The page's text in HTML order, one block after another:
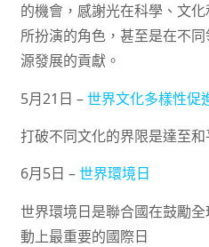
的機會，感謝光在科學、文
所扮演的角色，甚至是在不
源發展的貢獻。
5月21日 –世界文化多樣性促
打破不同文化的界限是達至
6月5日 –世界環境日
世界環境日是聯合國在鼓勵
動上最重要的國際日